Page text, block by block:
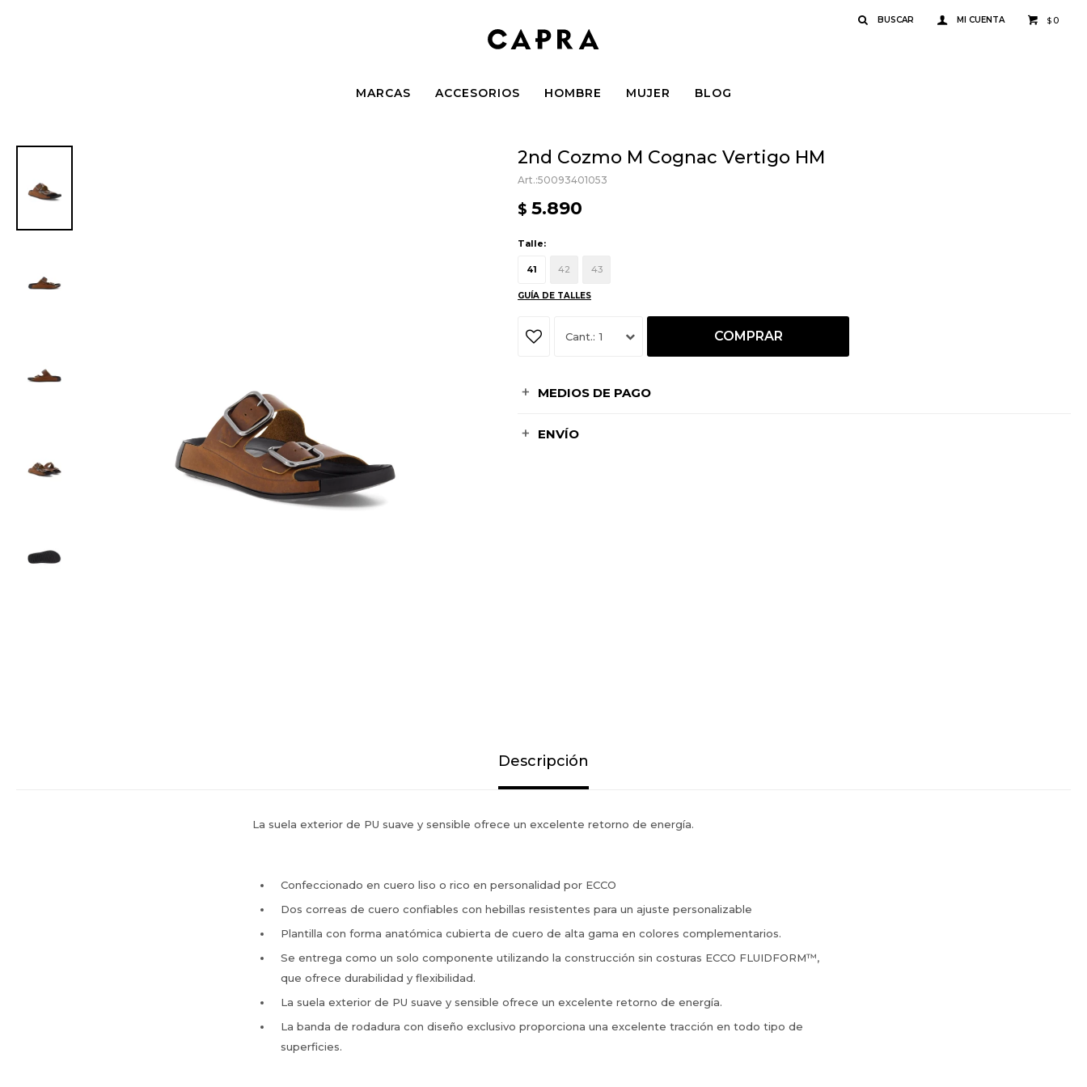
MARCAS ACCESORIOS HOMBRE MUJER BLOG
$ 0
2nd Cozmo M Cognac Vertigo HM
50093401053
$ 5.890
Talle:
41 42 43
GUÍA DE TALLES
1 COMPRAR
MEDIOS DE PAGO
ENVÍO
Descripción
La suela exterior de PU suave y sensible ofrece un excelente retorno de energía.
Confeccionado en cuero liso o rico en personalidad por ECCO
Dos correas de cuero confiables con hebillas resistentes para un ajuste personalizable
Plantilla con forma anatómica cubierta de cuero de alta gama en colores complementarios.
Se entrega como un solo componente utilizando la construcción sin costuras ECCO FLUIDFORM™,
que ofrece durabilidad y flexibilidad.
La suela exterior de PU suave y sensible ofrece un excelente retorno de energía.
La banda de rodadura con diseño exclusivo proporciona una excelente tracción en todo tipo de
superficies.